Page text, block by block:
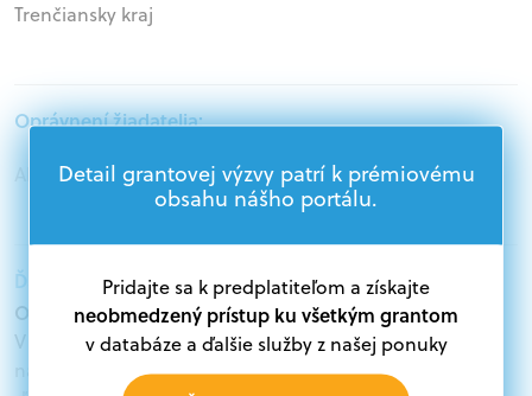
Trenčiansky kraj
Oprávnení žiadatelia:
Akademický sektor
Ďalšie informácie:
Oprávnení žiadatelia:
V databáze grantov a dotácií na portáli Grantexpert.sk
nájdete aktuálne výzvy z eurofondov, plánu obnovy a
Detail grantovej výzvy patrí k prémiovému
obsahu nášho portálu.
Pridajte sa k predplatiteľom a získajte
neobmedzený prístup ku všetkým grantom
v databáze a ďalšie služby z našej ponuky